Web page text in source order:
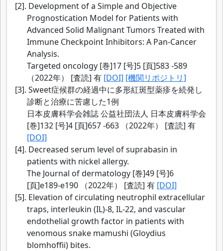
[2]. Development of a Simple and Objective
Prognostication Model for Patients with
Advanced Solid Malignant Tumors Treated with
Immune Checkpoint Inhibitors: A Pan-Cancer
Analysis.
Targeted oncology [巻]17 [号]5 [頁]583 -589
（2022年） [査読] 有 [DOI] [機関リポジトリ]
[3]. Sweet症候群の経過中に多形紅斑型薬疹を続発し
診断と治療に苦慮した1例
日本皮膚科学会雑誌 公益社団法人 日本皮膚科学会
[巻]132 [号]4 [頁]657 -663 （2022年） [査読] 有
[DOI]
[4]. Decreased serum level of suprabasin in
patients with nickel allergy.
The Journal of dermatology [巻]49 [号]6
[頁]e189-e190 （2022年） [査読] 有 [DOI]
[5]. Elevation of circulating neutrophil extracellular
traps, interleukin (IL)-8, IL-22, and vascular
endothelial growth factor in patients with
venomous snake mamushi (Gloydius
blomhoffii) bites.